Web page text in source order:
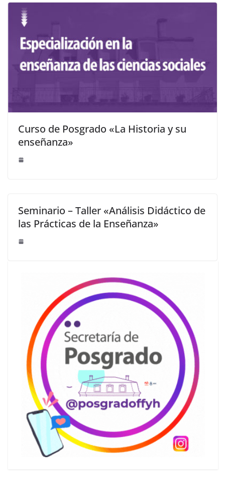
Curso de Posgrado «La Historia y su
enseñanza»
Seminario – Taller «Análisis Didáctico de
las Prácticas de la Enseñanza»